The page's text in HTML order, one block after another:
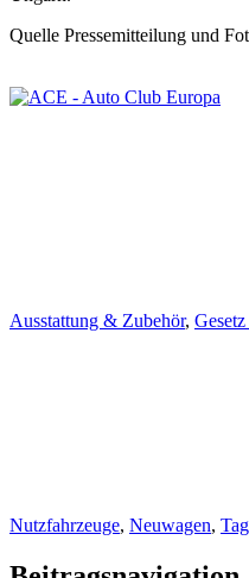
Quelle Pressemitteilung und
Ausstattung & Zubehör,
Nutzfahrzeuge, Neuwagen,